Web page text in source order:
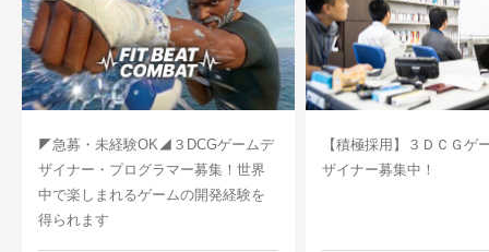
◤急募・未経験OK◢３DCGゲームデ
ザイナー・プログラマー募集！世界
中で楽しまれるゲームの開発経験を
得られます
【積極採用】３ＤＣＧゲ
ザイナー募集中！